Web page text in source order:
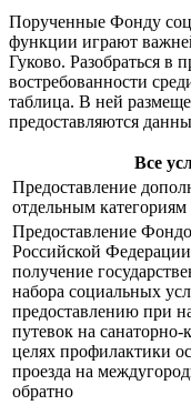
Порученные Фонду
функции играют
Гуково. Разобраться
востребованности
таблица. В ней
предоставляются
Все
Предоставление
отдельным
Предоставление
Российской
получение
набора социальных
предоставлению при
путевок на санаторно-
целях профилактики
проезда на
обратно